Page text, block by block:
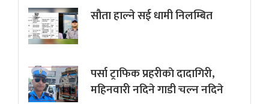
सौता हाल्ने सई धामी निलम्बित
पर्सा ट्राफिक प्रहरीकाे दादागिरी,
महिनवारी नदिने गाडी चल्न नदिने